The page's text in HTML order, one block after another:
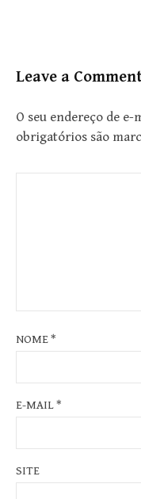
Leave a
O seu endereço de
obrigatórios são
NOME*
E-MAIL*
SITE